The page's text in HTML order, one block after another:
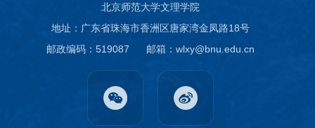
北京师范大学文理学院
地址：广东省珠海市香洲区唐家湾金凤路18号
邮政编码：519087
邮箱：wlxy@bnu.edu.cn